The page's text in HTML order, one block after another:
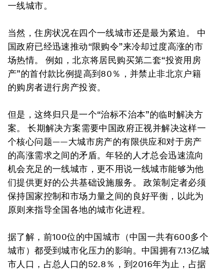
一线城市。
当然，住房状况在四个一线城市还是最为紧迫。 中
国政府已经迅速推动“限购令”来冷却过度高涨的市
场热情。 例如，北京将居民购买第二套“投资用房
产”的首付款比例提高到80％，并禁止非北京户籍
的购房者进行房产投资。
但是，这终归只是一个“治标不治本”的临时解决方
案。 长期解决方案需要中国政府正视并解决这样一
个核心问题——大城市房产的有限供应和对于房产
的高涨需求之间的矛盾。年轻的人才总会迅速流向
机会充足的一线城市，更不用说一线城市能够为他
们提供更好的公共基础设施服务。 政策制定者必须
保持国家控制和市场力量之间的良好平衡，以此为
原则来指导全国各地的城市化进程。
据了解，前100位的中国城市（中国一共有600多个
城市）都受到城市化压力的影响。中国拥有7.13亿城
市人口，占总人口的52.8％，到2016年为止，占据